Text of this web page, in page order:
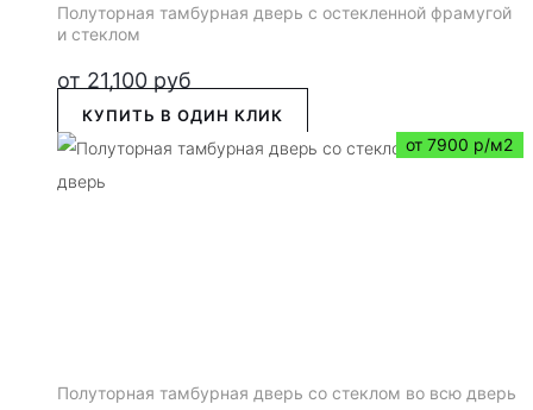
Полуторная тамбурная дверь с остекленной фрамугой
и стеклом
от 21,100 руб
КУПИТЬ В ОДИН КЛИК
от 7900 р/м2
Полуторная тамбурная дверь со стеклом во всю дверь